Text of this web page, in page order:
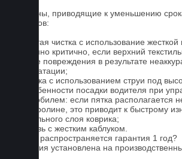
Причины, приводящие к уменьшению
ковриков:
1. Частая чистка с использование
особенно критично, если верхний
мелкие повреждения в результате
эксплуатации;
2. Мойка с использованием струи под
3. Особенности посадки водителя при
автомобилем: если пятка располагается
на ковролине, это приводит к быстрому
текстильного слоя коврика;
4. Обувь с жестким каблуком.
На что распространяется гарантия 1 год?
Гарантия установлена на